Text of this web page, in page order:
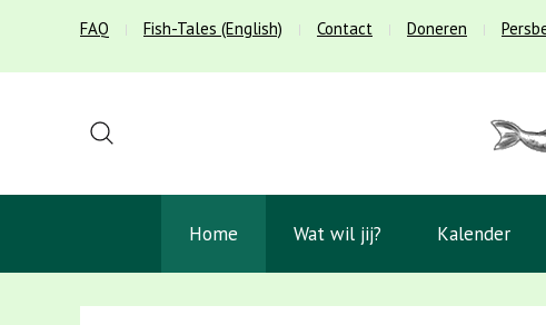
FAQ Fish-Tales (English) Contact Doneren
Home Wat wil jij? Kalender